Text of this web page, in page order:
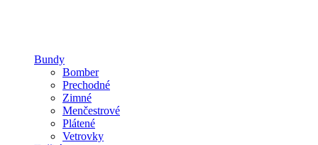
Bundy
Bomber
Prechodné
Zimné
Menčestrové
Plátené
Vetrovky